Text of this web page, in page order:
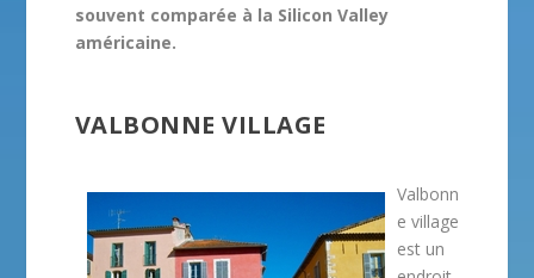
souvent comparée à la Silicon Valley
américaine.
VALBONNE VILLAGE
Valbonn
e village
est un